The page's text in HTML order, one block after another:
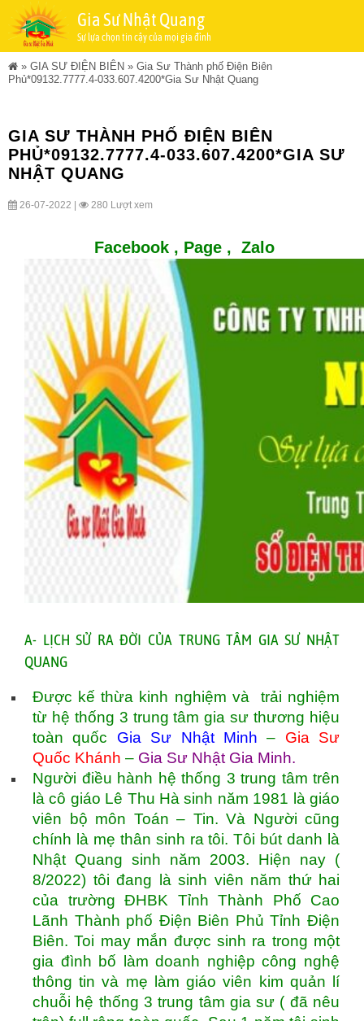
Gia Sư Nhật Quang
Sự lựa chọn tin cậy của mọi gia đình
» GIA SƯ ĐIỆN BIÊN » Gia Sư Thành phố Điện Biên
Phủ*09132.7777.4-033.607.4200*Gia Sư Nhật Quang
GIA SƯ THÀNH PHỐ ĐIỆN BIÊN
PHỦ*09132.7777.4-033.607.4200*GIA SƯ
NHẬT QUANG
26-07-2022 | 280 Lượt xem
Facebook , Page , Zalo
A- LỊCH SỬ RA ĐỜI CỦA TRUNG TÂM GIA SƯ NHẬT
QUANG
Được kế thừa kinh nghiệm và trải nghiệm
từ hệ thống 3 trung tâm gia sư thương hiệu
toàn quốc Gia Sư Nhật Minh –
Gia Sư
Quốc Khánh – Gia Sư Nhật Gia Minh.
Người điều hành hệ thống 3 trung tâm trên
là cô giáo Lê Thu Hà sinh năm 1981 là giáo
viên bộ môn Toán – Tin. Và Người cũng
chính là mẹ thân sinh ra tôi. Tôi bút danh là
Nhật Quang sinh năm 2003. Hiện nay (
8/2022) tôi đang là sinh viên năm thứ hai
của trường ĐHBK Tỉnh Thành Phố Cao
Lãnh Thành phố Điện Biên Phủ Tỉnh Điện
Biên. Toi may mắn được sinh ra trong một
gia đình bố làm doanh nghiệp công nghệ
thông tin và mẹ làm giáo viên kim quản lí
chuỗi hệ thống 3 trung tâm gia sư ( đã nêu